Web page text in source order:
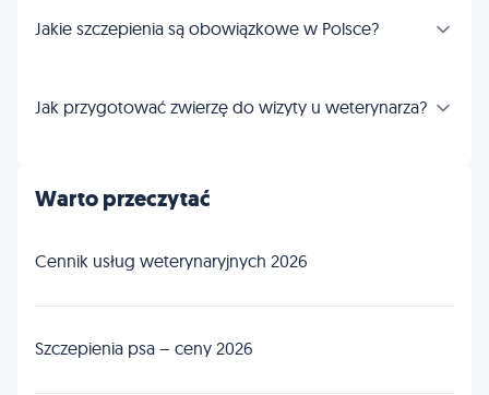
Jakie szczepienia są obowiązkowe w Polsce?
Jak przygotować zwierzę do wizyty u weterynarza?
Warto przeczytać
Cennik usług weterynaryjnych 2026
Szczepienia psa – ceny 2026